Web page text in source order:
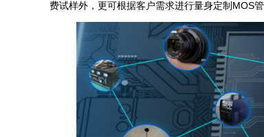
费试样外，更可根据客户需求进行量身定制MOS